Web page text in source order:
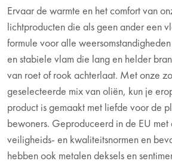
Ervaar de warmte en het comfort van
lichtproducten die als geen ander een
formule voor alle
en stabiele vlam die lang en helder
van roet of rook achterlaat. Met onze
geselecteerde mix van oliën, kun je
product is gemaakt met liefde voor de
bewoners. Geproduceerd in de EU met
veiligheids- en kwaliteitsnormen en
hebben ook metalen deksels en